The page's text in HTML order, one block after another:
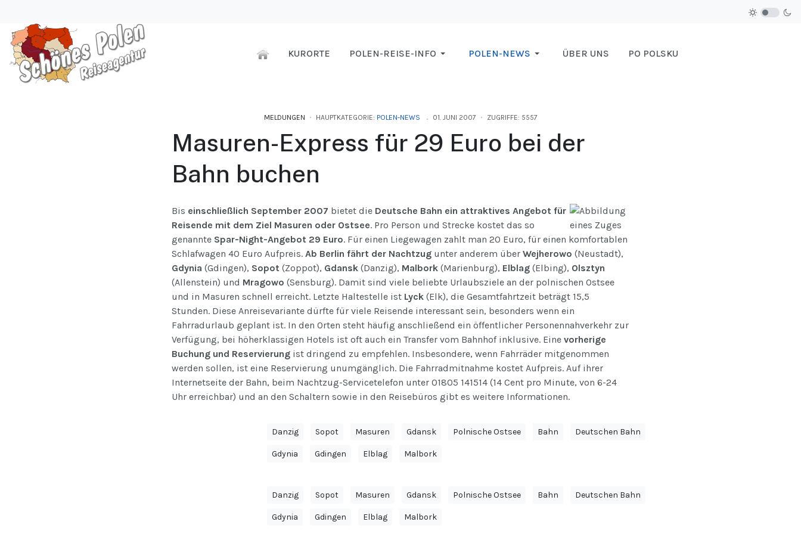
KURORTE POLEN-REISE-INFO POLEN-NEWS ÜBER UNS PO POLSKU
MELDUNGEN HAUPTKATEGORIE: POLEN-NEWS 01. JUNI 2007 ZUGRIFFE: 5557
Masuren-Express für 29 Euro bei der
Bahn buchen
Bis einschließlich September 2007 bietet die Deutsche Bahn ein attraktives Angebot für
Reisende mit dem Ziel Masuren oder Ostsee. Pro Person und Strecke kostet das so
genannte Spar-Night-Angebot 29 Euro. Für einen Liegewagen zahlt man 20 Euro, für einen komfortablen
Schlafwagen 40 Euro Aufpreis. Ab Berlin fährt der Nachtzug unter anderem über Wejherowo (Neustadt),
Gdynia (Gdingen), Sopot (Zoppot), Gdansk (Danzig), Malbork (Marienburg), Elblag (Elbing), Olsztyn
(Allenstein) und Mragowo (Sensburg). Damit sind viele beliebte Urlaubsziele an der polnischen Ostsee
und in Masuren schnell erreicht. Letzte Haltestelle ist Lyck (Elk), die Gesamtfahrtzeit beträgt 15,5
Stunden. Diese Anreisevariante dürfte für viele Reisende interessant sein, besonders wenn ein
Fahrradurlaub geplant ist. In den Orten steht häufig anschließend ein öffentlicher Personennahverkehr zur
Verfügung, bei höherklassigen Hotels ist oft auch ein Transfer vom Bahnhof inklusive. Eine vorherige
Buchung und Reservierung ist dringend zu empfehlen. Insbesondere, wenn Fahrräder mitgenommen
werden sollen, ist eine Reservierung unumgänglich. Die Fahrradmitnahme kostet Aufpreis. Auf ihrer
Internetseite der Bahn, beim Nachtzug-Servicetelefon unter 01805 141514 (14 Cent pro Minute, von 6-24
Uhr erreichbar) und an den Schaltern sowie in den Reisebüros gibt es weitere Informationen.
Danzig Sopot Masuren Gdansk Polnische Ostsee Bahn Deutschen Bahn
Gdynia Gdingen Elblag Malbork
Danzig Sopot Masuren Gdansk Polnische Ostsee Bahn Deutschen Bahn
Gdynia Gdingen Elblag Malbork